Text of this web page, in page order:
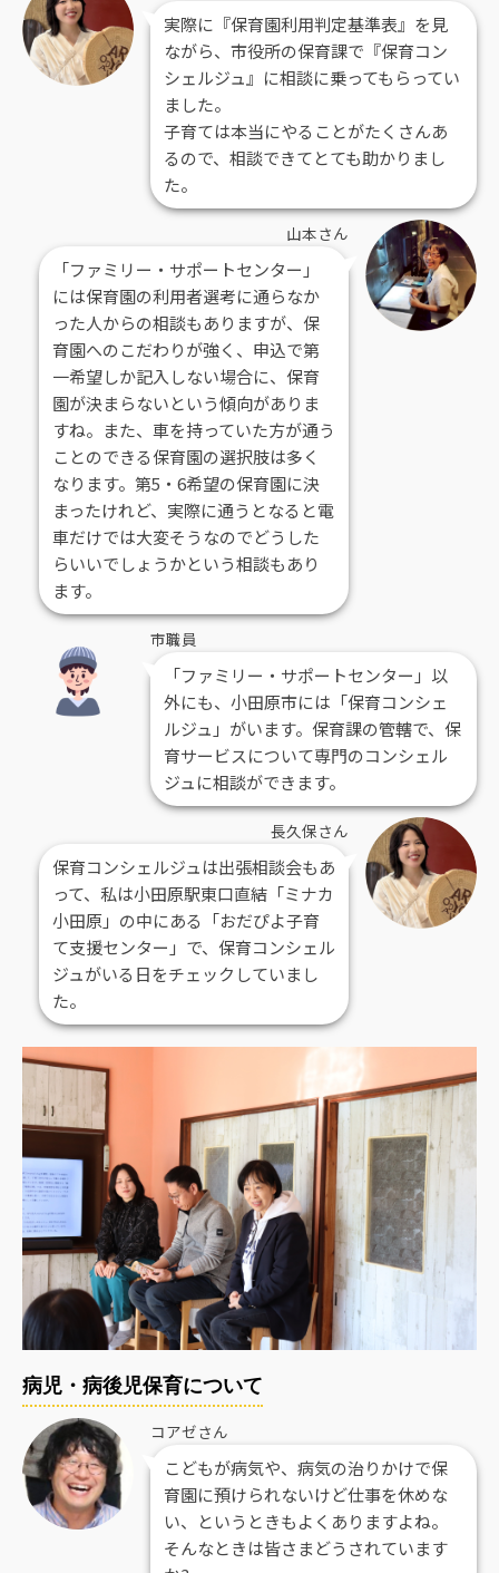
実際に『保育園利用判定基準表』を見
ながら、市役所の保育課で『保育コン
シェルジュ』に相談に乗ってもらってい
ました。
子育ては本当にやることがたくさんあ
るので、相談できてとても助かりまし
た。
山本さん
「ファミリー・サポートセンター」
には保育園の利用者選考に通らなか
った人からの相談もありますが、保
育園へのこだわりが強く、申込で第
一希望しか記入しない場合に、保育
園が決まらないという傾向がありま
すね。また、車を持っていた方が通う
ことのできる保育園の選択肢は多く
なります。第5・6希望の保育園に決
まったけれど、実際に通うとなると電
車だけでは大変そうなのでどうした
らいいでしょうかという相談もあり
ます。
市職員
「ファミリー・サポートセンター」以
外にも、小田原市には「保育コンシェ
ルジュ」がいます。保育課の管轄で、保
育サービスについて専門のコンシェル
ジュに相談ができます。
長久保さん
保育コンシェルジュは出張相談会もあ
って、私は小田原駅東口直結「ミナカ
小田原」の中にある「おだぴよ子育
て支援センター」で、保育コンシェル
ジュがいる日をチェックしていまし
た。
病児・病後児保育について
コアゼさん
こどもが病気や、病気の治りかけで保
育園に預けられないけど仕事を休めな
い、というときもよくありますよね。
そんなときは皆さまどうされています